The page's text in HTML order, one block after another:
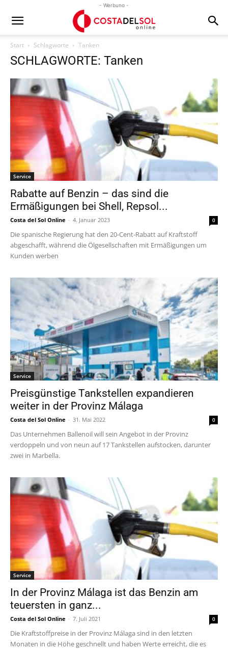
- Werbung -
Start Schlagworte Tanken
SCHLAGWORTE: Tanken
Service
Rabatte auf Benzin – das sind die
Ermäßigungen bei Shell, Repsol...
Costa del Sol Online - 4. Januar 2023 0
Die spanische Regierung hat den 20-Cent-Rabatt auf Kraftstoff
abgeschafft, während die Ölgesellschaften mit Ermäßigungen um
Kunden werben
Service
Preisgünstige Tankstellen expandieren
weiter in der Provinz Málaga
Costa del Sol Online - 31. Mai 2022 0
Das Unternehmen Ballenoil will sein Angebot in der Provinz
verdoppeln und von neun auf 17 Tankstellen aufstocken, darunter
zwei in Marbella.
Service
In der Provinz Málaga ist das Benzin am
teuersten in ganz...
Costa del Sol Online - 7. Juli 2021 0
Die Kraftstoffpreise in der Provinz Málaga sind in den letzten
Monaten in die Höhe geschnellt und haben Werte erreicht, die es